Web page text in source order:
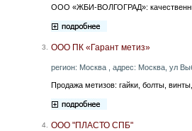
ООО «ЖБИ-ВОЛГОГРАД»:
3. ООО ПК «Гарант метиз»
регион: Москва , адрес: Москва, ул
Продажа метизов: гайки, болты,
4. ООО "ПЛАСТО СПБ"